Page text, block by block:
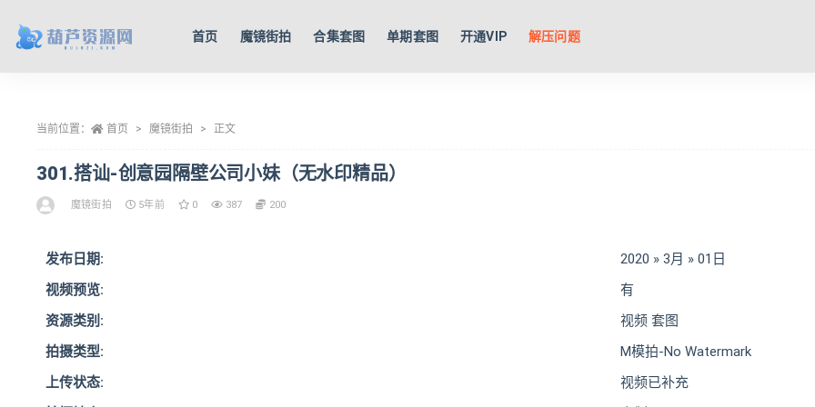
首页 魔镜街拍 合集套图 单期套图 开通VIP 解压问题
当前位置： 首页 魔镜街拍 正文
301.搭讪-创意园隔壁公司小妹（无水印精品）
魔镜街拍 5年前 0 387 200
发布日期:
2020 » 3月 » 01日
视频预览:
有
资源类别:
视频 套图
拍摄类型:
M模拍-No Watermark
上传状态:
视频已补充
全部